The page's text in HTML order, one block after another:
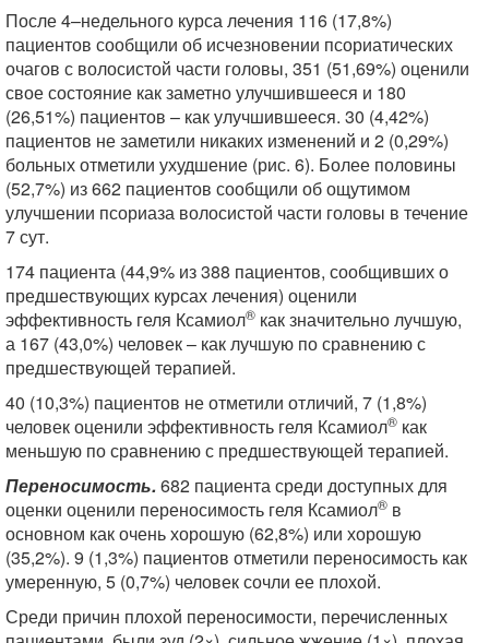
После 4–недельного курса лечения 116 (17,8%)
пациентов сообщили об исчезновении псориатических
очагов с волосистой части головы, 351 (51,69%) оценили
свое состояние как заметно улучшившееся и 180
(26,51%) пациентов – как улучшившееся. 30 (4,42%)
пациентов не заметили никаких изменений и 2 (0,29%)
больных отметили ухудшение (рис. 6). Более половины
(52,7%) из 662 пациентов сообщили об ощутимом
улучшении псориаза волосистой части головы в течение
7 сут.
174 пациента (44,9% из 388 пациентов, сообщивших о
предшествующих курсах лечения) оценили
эффективность геля Ксамиол® как значительно лучшую,
а 167 (43,0%) человек – как лучшую по сравнению с
предшествующей терапией.
40 (10,3%) пациентов не отметили отличий, 7 (1,8%)
человек оценили эффективность геля Ксамиол® как
меньшую по сравнению с предшествующей терапией.
Переносимость. 682 пациента среди доступных для
оценки оценили переносимость геля Ксамиол® в
основном как очень хорошую (62,8%) или хорошую
(35,2%). 9 (1,3%) пациентов отметили переносимость как
умеренную, 5 (0,7%) человек сочли ее плохой.
Среди причин плохой переносимости, перечисленных